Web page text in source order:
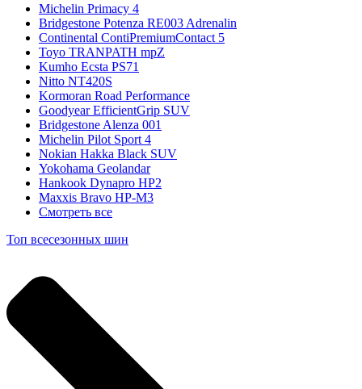
Michelin Primacy 4
Bridgestone Potenza RE003 Adrenalin
Continental ContiPremiumContact 5
Toyo TRANPATH mpZ
Kumho Ecsta PS71
Nitto NT420S
Kormoran Road Performance
Goodyear EfficientGrip SUV
Bridgestone Alenza 001
Michelin Pilot Sport 4
Nokian Hakka Black SUV
Yokohama Geolandar
Hankook Dynapro HP2
Maxxis Bravo HP-M3
Смотреть все
Топ всесезонных шин